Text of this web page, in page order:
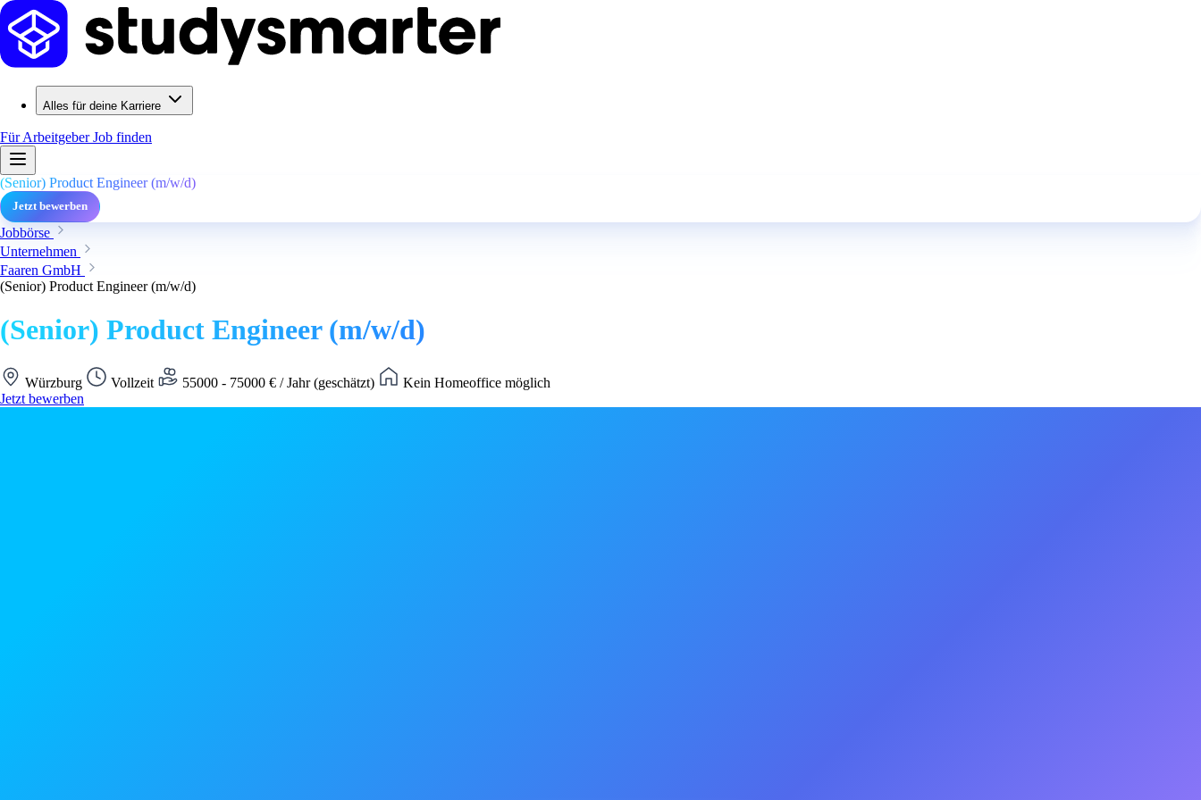
Alles für deine Karriere
Für ArbeitgeberJob finden
(Senior) Product Engineer (m/w/d)
Jetzt bewerben
Jobbörse
Unternehmen
Faaren GmbH
(Senior) Product Engineer (m/w/d)
(Senior) Product Engineer (m/w/d)
Würzburg Vollzeit 55000 - 75000 € / Jahr (geschätzt)
Kein Homeoffice möglich
Jetzt bewerben